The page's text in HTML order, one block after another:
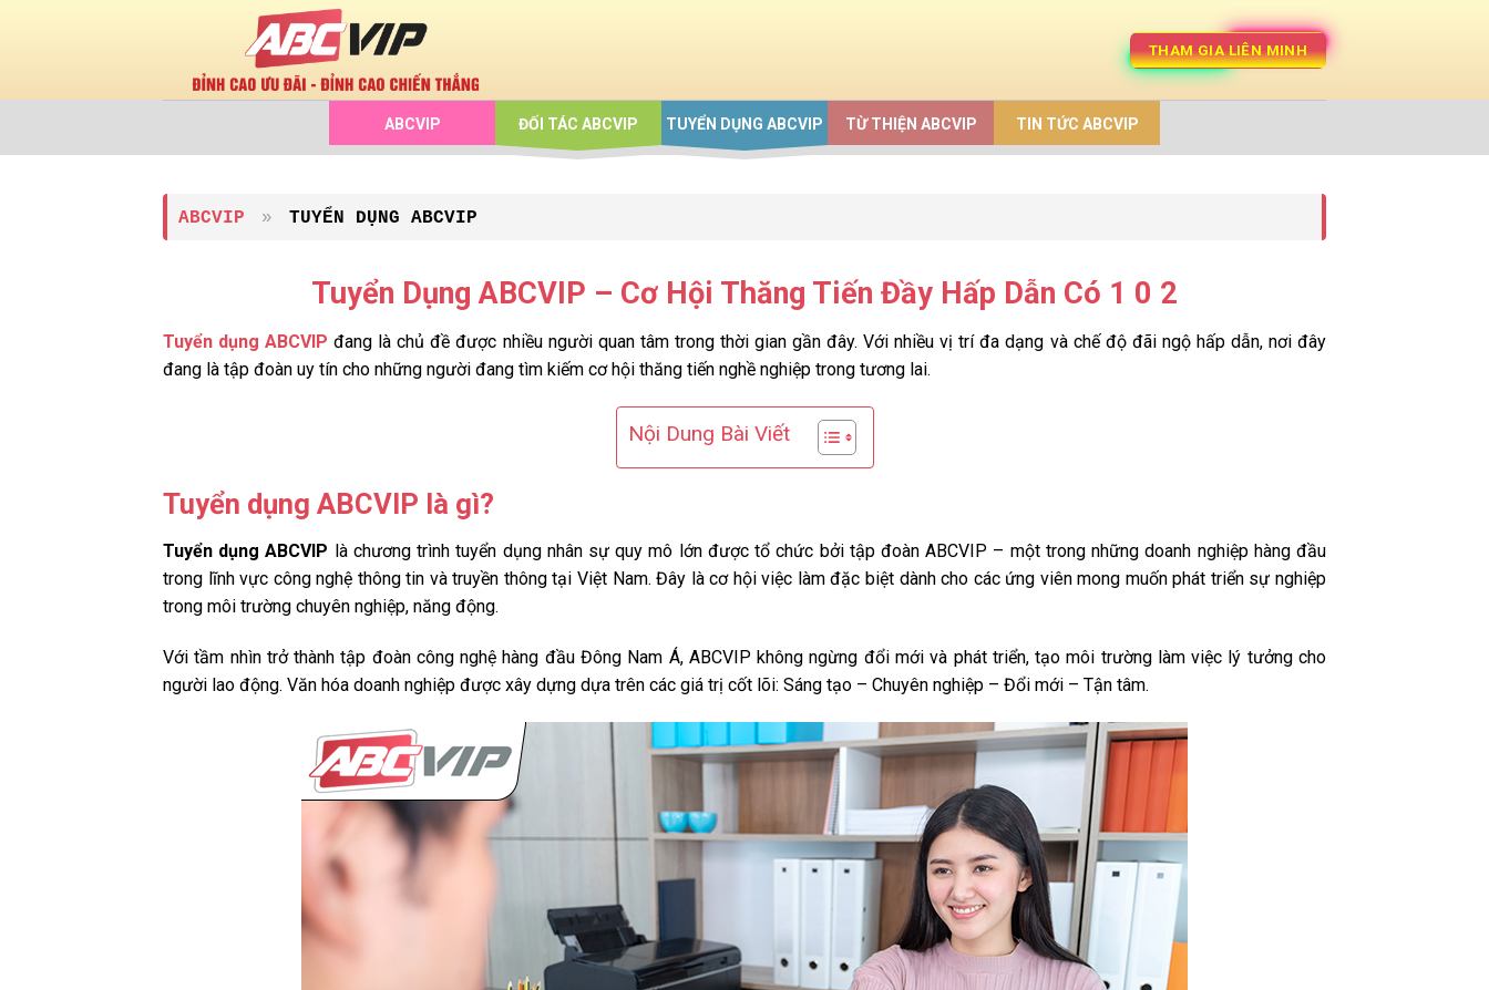
dung
THAM GIA LIÊN MINH
ABCVIP ĐỐI TÁC ABCVIP TUYỂN DỤNG ABCVIP TỪ THIỆN ABCVIP TIN TỨC ABCVIP
ABCVIP » TUYỂN DỤNG ABCVIP
Tuyển Dụng ABCVIP – Cơ Hội Thăng Tiến Đầy Hấp Dẫn Có 1 0 2
Tuyển dụng ABCVIP đang là chủ đề được nhiều người quan tâm trong thời gian gần đây. Với nhiều vị trí đa dạng và chế độ đãi ngộ hấp dẫn, nơi đây
đang là tập đoàn uy tín cho những người đang tìm kiếm cơ hội thăng tiến nghề nghiệp trong tương lai.
Nội Dung Bài Viết
Tuyển dụng ABCVIP là gì?
Tuyển dụng ABCVIP là chương trình tuyển dụng nhân sự quy mô lớn được tổ chức bởi tập đoàn ABCVIP – một trong những doanh nghiệp hàng đầu
trong lĩnh vực công nghệ thông tin và truyền thông tại Việt Nam. Đây là cơ hội việc làm đặc biệt dành cho các ứng viên mong muốn phát triển sự nghiệp
trong môi trường chuyên nghiệp, năng động.
Với tầm nhìn trở thành tập đoàn công nghệ hàng đầu Đông Nam Á, ABCVIP không ngừng đổi mới và phát triển, tạo môi trường làm việc lý tưởng cho
người lao động. Văn hóa doanh nghiệp được xây dựng dựa trên các giá trị cốt lõi: Sáng tạo – Chuyên nghiệp – Đổi mới – Tận tâm.